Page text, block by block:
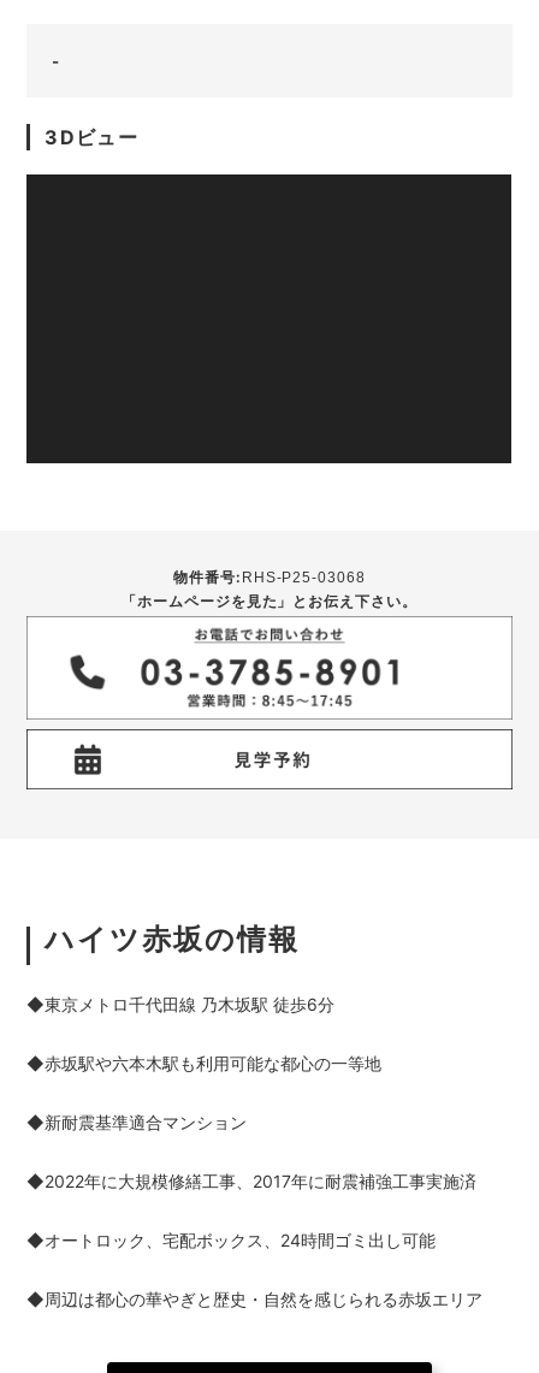
-
3Dビュー
物件番号: RHS-P25-03068
「ホームページを見た」とお伝え下さい。
ハイツ赤坂の情報
◆東京メトロ千代田線 乃木坂駅 徒歩6分
◆赤坂駅や六本木駅も利用可能な都心の一等地
◆新耐震基準適合マンション
◆2022年に大規模修繕工事、2017年に耐震補強工事実施済
◆オートロック、宅配ボックス、24時間ゴミ出し可能
◆周辺は都心の華やぎと歴史・自然を感じられる赤坂エリア